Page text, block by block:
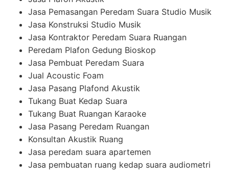
Jasa Pemasangan Peredam Suara Studio Musik
Jasa Konstruksi Studio Musik
Jasa Kontraktor Peredam Suara Ruangan
Peredam Plafon Gedung Bioskop
Jasa Pembuat Peredam Suara
Jual Acoustic Foam
Jasa Pasang Plafond Akustik
Tukang Buat Kedap Suara
Tukang Buat Ruangan Karaoke
Jasa Pasang Peredam Ruangan
Konsultan Akustik Ruang
Jasa peredam suara apartemen
Jasa pembuatan ruang kedap suara audiometri